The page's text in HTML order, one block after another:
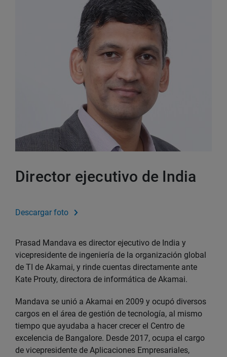
Director ejecutivo de India
Descargar foto
Prasad Mandava es director ejecutivo de India y
vicepresidente de ingeniería de la organización global
de TI de Akamai, y rinde cuentas directamente ante
Kate Prouty, directora de informática de Akamai.
Mandava se unió a Akamai en 2009 y ocupó diversos
cargos en el área de gestión de tecnología, al mismo
tiempo que ayudaba a hacer crecer el Centro de
excelencia de Bangalore. Desde 2017, ocupa el cargo
de vicepresidente de Aplicaciones Empresariales,